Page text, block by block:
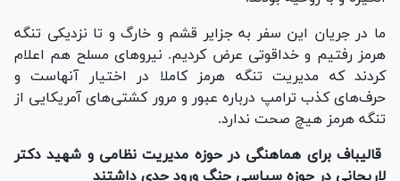
ما در جریان این سفر به جزایر قشم و خارگ و تا نزدیکی تنگه
هرمز رفتیم و خداقوتی عرض کردیم. نیرو‌های مسلح هم اعلام
کردند که مدیریت تنگه هرمز کاملا در اختیار آنهاست و
حرف‌های کذب ترامپ درباره عبور و مرور کشتی‌های آمریکایی از
تنگه هرمز هیچ صحت ندارد.
قالیباف برای هماهنگی در حوزه مدیریت نظامی و شهید دکتر
لاریجانی در حوزه سیاسی جنگ ورود جدی داشتند